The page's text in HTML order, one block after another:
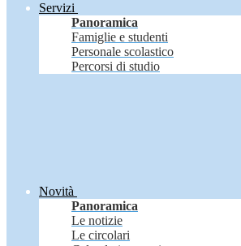
Servizi
Panoramica
Famiglie e studenti
Personale scolastico
Percorsi di studio
Novità
Panoramica
Le notizie
Le circolari